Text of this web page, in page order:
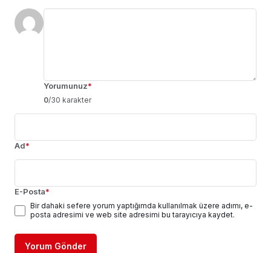
Yorumunuz*
0/30 karakter
Ad*
E-Posta*
Bir dahaki sefere yorum yaptığımda kullanılmak üzere adımı, e-
posta adresimi ve web site adresimi bu tarayıcıya kaydet.
Yorum Gönder